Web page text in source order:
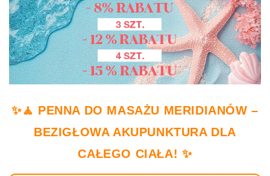
✨🧘 PENNA DO MASAŻU MERIDIANÓW –
BEZIGŁOWA AKUPUNKTURA DLA
CAŁEGO CIAŁA! ✨